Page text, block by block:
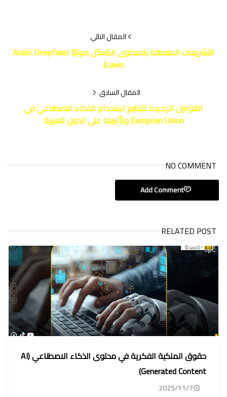
المقال التالي
التشريعات المتعلقة بالمحتوى المُعدّل صوتيًا (Audio Deepfake
Laws)
المقال السابق
القوانين الجديدة لتنظيم استخدام الذكاء الاصطناعي في
European Union وتأثيرها على الدول العربية
NO COMMENT
Add Comment
RELATED POST
حقوق الملكية الفكرية في محتوى الذكاء الاصطناعي (AI
Generated Content)
2025/11/7